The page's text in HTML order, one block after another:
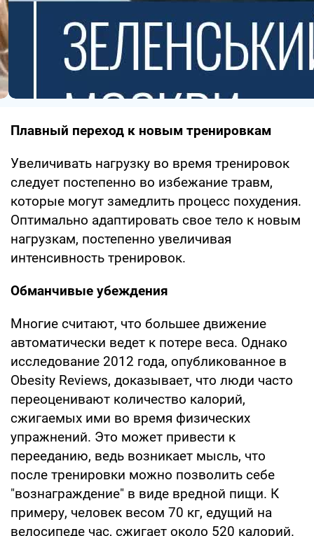
Плавный переход к новым тренировкам
Увеличивать нагрузку во время тренировок
следует постепенно во избежание травм,
которые могут замедлить процесс похудения.
Оптимально адаптировать свое тело к новым
нагрузкам, постепенно увеличивая
интенсивность тренировок.
Обманчивые убеждения
Многие считают, что большее движение
автоматически ведет к потере веса. Однако
исследование 2012 года, опубликованное в
Obesity Reviews, доказывает, что люди часто
переоценивают количество калорий,
сжигаемых ими во время физических
упражнений. Это может привести к
перееданию, ведь возникает мысль, что
после тренировки можно позволить себе
"вознаграждение" в виде вредной пищи. К
примеру, человек весом 70 кг, едущий на
велосипеде час, сжигает около 520 калорий.